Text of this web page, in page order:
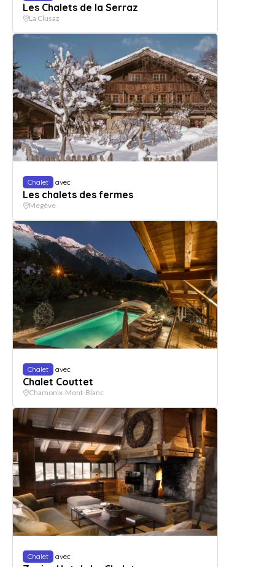
Les Chalets de la Serraz
La Clusaz
Chalet avec
Les chalets des fermes
Megève
Chalet avec
Chalet Couttet
Chamonix-Mont-Blanc
Chalet avec